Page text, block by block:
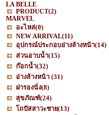
LA BELLE
PRODUCT(2)
MARVEL
อะไหล่(0)
NEW ARRIVAL(11)
อุปกรณ์ประกอบอ่างล้างหน้า(14)
ส่วนอาบน้ำ(15)
ก๊อกน้ำ(32)
อ่างล้างหน้า (31)
ฝารองนั่ง(8)
สุขภัณฑ์(24)
โถปัสสาวะชาย(13)